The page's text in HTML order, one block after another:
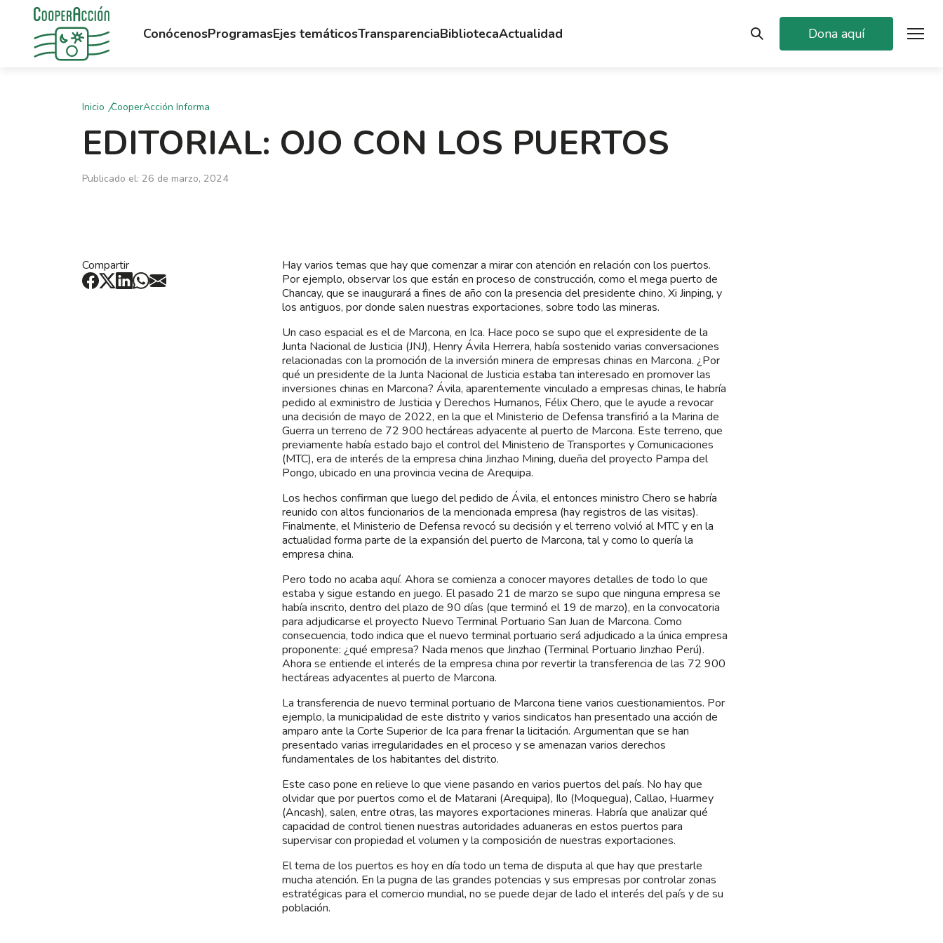
ConócenosProgramasEjes temáticosTransparenciaBibliotecaActualidad Dona aquí
Inicio CooperAcción Informa
EDITORIAL: OJO CON LOS PUERTOS
Publicado el: 26 de marzo, 2024
Compartir
Hay varios temas que hay que comenzar a mirar con atención en relación con los puertos.
Por ejemplo, observar los que están en proceso de construcción, como el mega puerto de
Chancay, que se inaugurará a fines de año con la presencia del presidente chino, Xi Jinping, y
los antiguos, por donde salen nuestras exportaciones, sobre todo las mineras.
Un caso espacial es el de Marcona, en Ica. Hace poco se supo que el expresidente de la
Junta Nacional de Justicia (JNJ), Henry Ávila Herrera, había sostenido varias conversaciones
relacionadas con la promoción de la inversión minera de empresas chinas en Marcona. ¿Por
qué un presidente de la Junta Nacional de Justicia estaba tan interesado en promover las
inversiones chinas en Marcona? Ávila, aparentemente vinculado a empresas chinas, le habría
pedido al exministro de Justicia y Derechos Humanos, Félix Chero, que le ayude a revocar
una decisión de mayo de 2022, en la que el Ministerio de Defensa transfirió a la Marina de
Guerra un terreno de 72 900 hectáreas adyacente al puerto de Marcona. Este terreno, que
previamente había estado bajo el control del Ministerio de Transportes y Comunicaciones
(MTC), era de interés de la empresa china Jinzhao Mining, dueña del proyecto Pampa del
Pongo, ubicado en una provincia vecina de Arequipa.
Los hechos confirman que luego del pedido de Ávila, el entonces ministro Chero se habría
reunido con altos funcionarios de la mencionada empresa (hay registros de las visitas).
Finalmente, el Ministerio de Defensa revocó su decisión y el terreno volvió al MTC y en la
actualidad forma parte de la expansión del puerto de Marcona, tal y como lo quería la
empresa china.
Pero todo no acaba aquí. Ahora se comienza a conocer mayores detalles de todo lo que
estaba y sigue estando en juego. El pasado 21 de marzo se supo que ninguna empresa se
había inscrito, dentro del plazo de 90 días (que terminó el 19 de marzo), en la convocatoria
para adjudicarse el proyecto Nuevo Terminal Portuario San Juan de Marcona. Como
consecuencia, todo indica que el nuevo terminal portuario será adjudicado a la única empresa
proponente: ¿qué empresa? Nada menos que Jinzhao (Terminal Portuario Jinzhao Perú).
Ahora se entiende el interés de la empresa china por revertir la transferencia de las 72 900
hectáreas adyacentes al puerto de Marcona.
La transferencia de nuevo terminal portuario de Marcona tiene varios cuestionamientos. Por
ejemplo, la municipalidad de este distrito y varios sindicatos han presentado una acción de
amparo ante la Corte Superior de Ica para frenar la licitación. Argumentan que se han
presentado varias irregularidades en el proceso y se amenazan varios derechos
fundamentales de los habitantes del distrito.
Este caso pone en relieve lo que viene pasando en varios puertos del país. No hay que
olvidar que por puertos como el de Matarani (Arequipa), Ilo (Moquegua), Callao, Huarmey
(Ancash), salen, entre otras, las mayores exportaciones mineras. Habría que analizar qué
capacidad de control tienen nuestras autoridades aduaneras en estos puertos para
supervisar con propiedad el volumen y la composición de nuestras exportaciones.
El tema de los puertos es hoy en día todo un tema de disputa al que hay que prestarle
mucha atención. En la pugna de las grandes potencias y sus empresas por controlar zonas
estratégicas para el comercio mundial, no se puede dejar de lado el interés del país y de su
población.